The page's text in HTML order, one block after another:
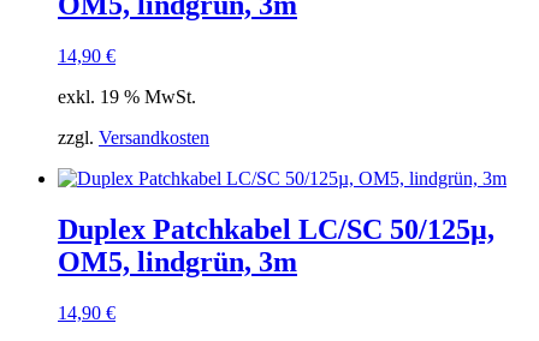
14,90 €
exkl. 19 % MwSt.
zzgl. Versandkosten
Duplex Patchkabel LC/SC 50/125µ,
OM5, lindgrün, 3m
14,90 €